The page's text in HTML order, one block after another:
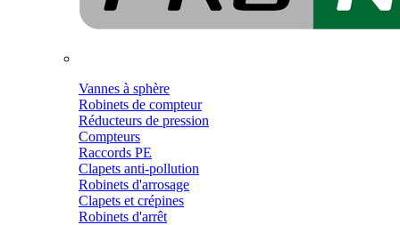
Vannes à sphère
Robinets de compteur
Réducteurs de pression
Compteurs
Raccords PE
Clapets anti-pollution
Robinets d'arrosage
Clapets et crépines
Robinets d'arrêt